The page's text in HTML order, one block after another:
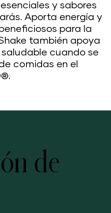
y sabores
Aporta energía y
para la
también apoya
cuando se
comidas en el
de